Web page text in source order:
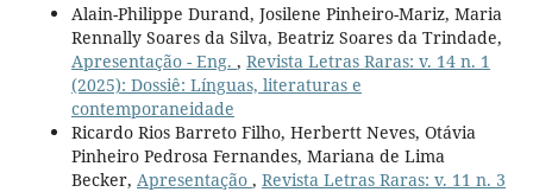
Alain-Philippe Durand, Josilene Pinheiro-Mariz, Maria
Rennally Soares da Silva, Beatriz Soares da Trindade,
Apresentação - Eng. , Revista Letras Raras: v. 14 n. 1
(2025): Dossiê: Línguas, literaturas e
contemporaneidade
Ricardo Rios Barreto Filho, Herbertt Neves, Otávia
Pinheiro Pedrosa Fernandes, Mariana de Lima
Becker, Apresentação , Revista Letras Raras: v. 11 n. 3